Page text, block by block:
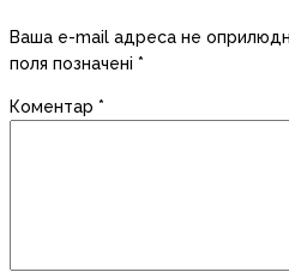
Ваша e-mail адреса не
поля позначені *
Коментар *